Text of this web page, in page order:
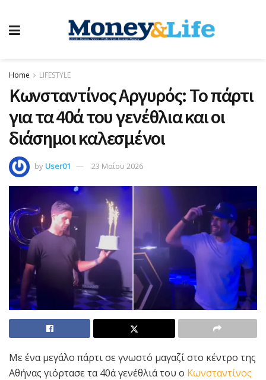
Home LIFESTYLE
Κωνσταντίνος Αργυρός: Το πάρτι
για τα 40ά του γενέθλια και οι
διάσημοι καλεσμένοι
byUser01 23 Μαΐου 2026
Με ένα μεγάλο πάρτι σε γνωστό μαγαζί στο κέντρο της
Αθήνας γιόρτασε τα 40ά γενέθλιά του ο Κωνσταντίνος